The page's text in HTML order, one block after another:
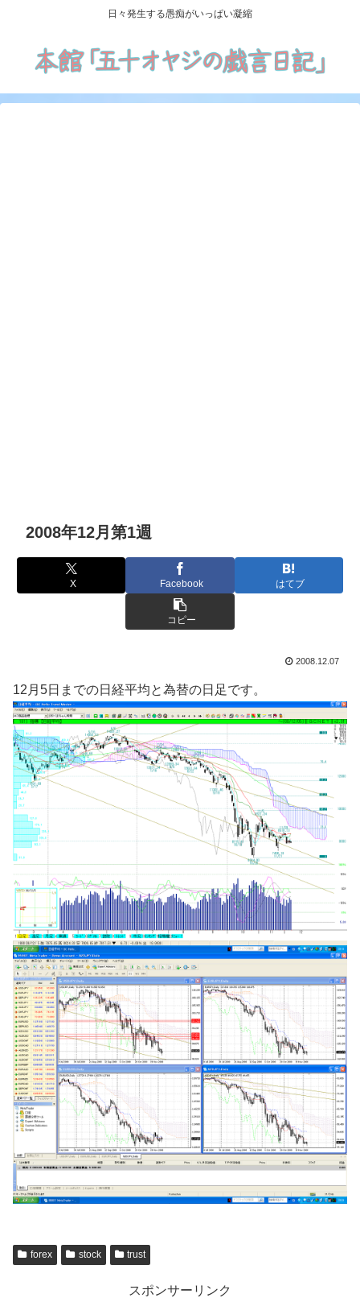
日々発生する愚痴がいっぱい凝縮
2008年12月第1週
X Facebook はてブ
コピー
2008.12.07
12月5日までの日経平均と為替の日足です。
forex stock trust
スポンサーリンク